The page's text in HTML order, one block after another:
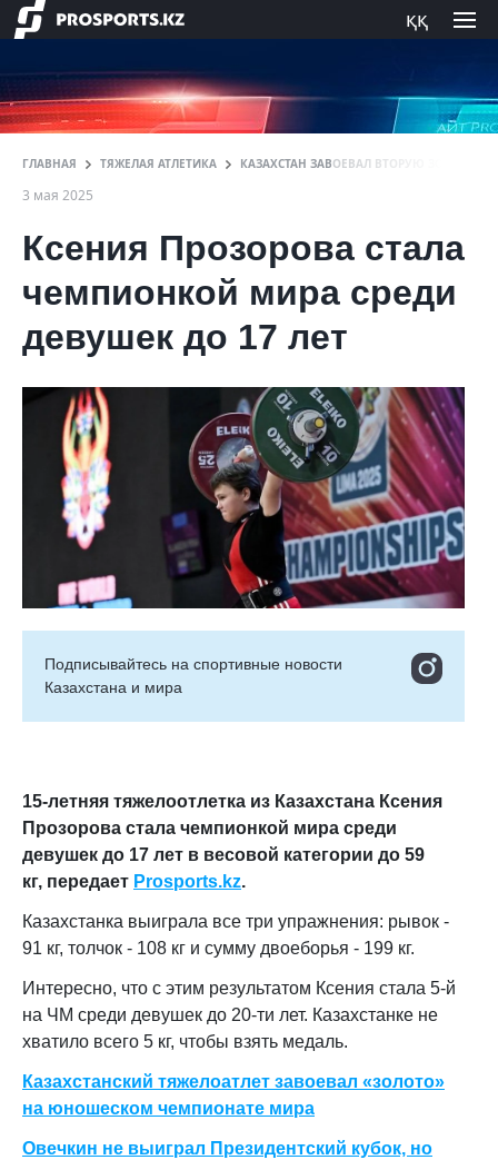
ққ
ГЛАВНАЯ ТЯЖЕЛАЯ АТЛЕТИКА КАЗАХСТАН ЗАВОЕВАЛ ВТОРУЮ ЗОЛОТУЮ
3 мая 2025
Ксения Прозорова стала
чемпионкой мира среди
девушек до 17 лет
Подписывайтесь на cпортивные новости
Казахстана и мира
15-летняя тяжелоотлетка из Казахстана Ксения
Прозорова стала чемпионкой мира среди
девушек до 17 лет в весовой категории до 59
кг, передает Prosports.kz.
Казахстанка выиграла все три упражнения: рывок -
91 кг, толчок - 108 кг и сумму двоеборья - 199 кг.
Интересно, что с этим результатом Ксения стала 5-й
на ЧМ среди девушек до 20-ти лет. Казахстанке не
хватило всего 5 кг, чтобы взять медаль.
Казахстанский тяжелоатлет завоевал «золото»
на юношеском чемпионате мира
Овечкин не выиграл Президентский кубок, но